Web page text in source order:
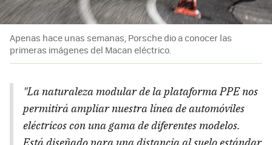
Apenas hace unas semanas, Porsche dio a conocer las
primeras imágenes del Macan eléctrico.
"La naturaleza modular de la plataforma PPE nos
permitirá ampliar nuestra línea de automóviles
eléctricos con una gama de diferentes modelos.
Está diseñado para una distancia al suelo estándar